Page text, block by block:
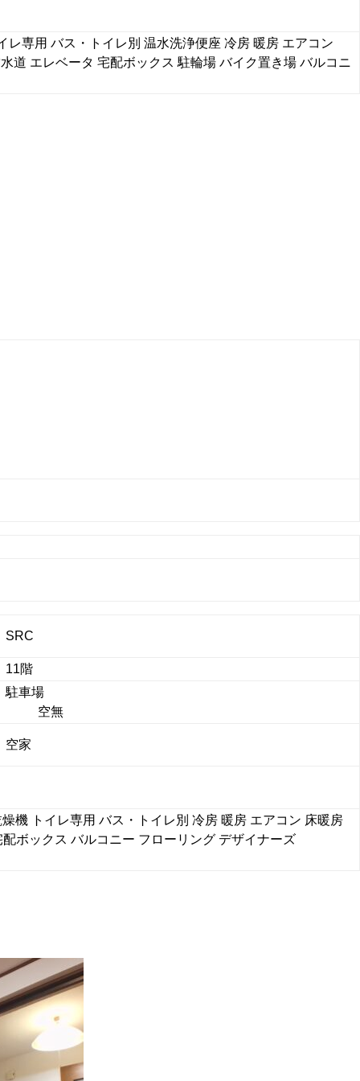
レ専用 バス・トイレ別 温水洗浄便座 冷房 暖房 エアコン
道 エレベータ 宅配ボックス 駐輪場 バイク置き場 バルコニ
SRC
11階
駐車場
空無
空家
機 トイレ専用 バス・トイレ別 冷房 暖房 エアコン 床暖房
配ボックス バルコニー フローリング デザイナーズ